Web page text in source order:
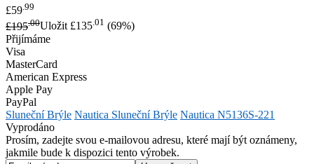
£59 .99
£195.00Uložit £135.01 (69%)
Přijímáme
Visa
MasterCard
American Express
Apple Pay
PayPal
Sluneční Brýle Nautica Sluneční Brýle Nautica N5136S-221
Vyprodáno
Prosím, zadejte svou e-mailovou adresu, které mají být oznámeny,
jakmile bude k dispozici tento výrobek.